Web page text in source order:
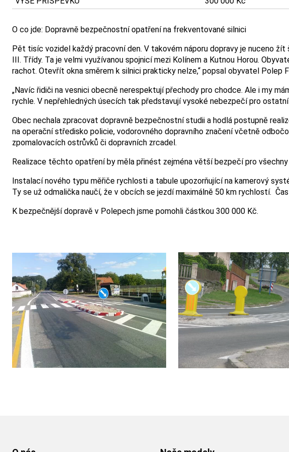
O co jde: Dopravně bezpečnostní opatření na frekventované silnici
Pět tisíc vozidel každý pracovní den. V takovém náporu dopravy je nuceno
III. Třídy. Ta je velmi využívanou spojnicí mezi Kolínem a Kutnou Horou.
rachot. Otevřít okna směrem k silnici prakticky nelze,“ popsal obyvatel Polep
„Navíc řidiči na vesnici obecně nerespektují přechody pro chodce. Ale i my
rychle. V nepřehledných úsecích tak představují vysoké nebezpečí pro
Obec nechala zpracovat dopravně bezpečnostní studii a hodlá postupně
na operační středisko policie, vodorovného dopravního značení včetně
zpomalovacích ostrůvků či dopravních zrcadel.
Realizace těchto opatření by měla přinést zejména větší bezpečí pro
Instalací nového typu měřiče rychlosti a tabule upozorňující na kamerový
Ty se už odmalička naučí, že v obcích se jezdí maximálně 50 km rychlostí.
K bezpečnější dopravě v Polepech jsme pomohli částkou 300 000 Kč.